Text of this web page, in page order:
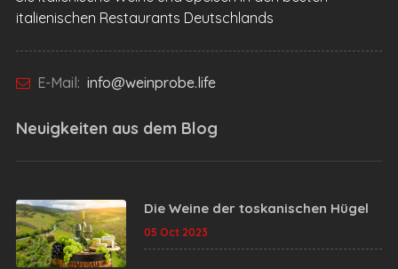
italienischen Restaurants Deutschlands
E-Mail: info@weinprobe.life
Neuigkeiten aus dem Blog
Die Weine der toskanischen Hügel
05 Oct 2023